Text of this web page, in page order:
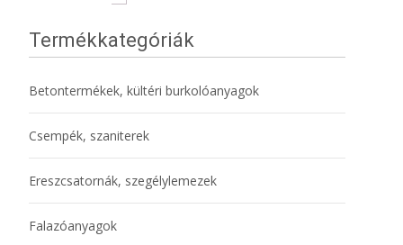
Termékkategóriák
Betontermékek, kültéri burkolóanyagok
Csempék, szaniterek
Ereszcsatornák, szegélylemezek
Falazóanyagok